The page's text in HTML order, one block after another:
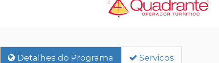
Detalhes do Programa Servicos